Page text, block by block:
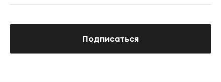
Подписаться